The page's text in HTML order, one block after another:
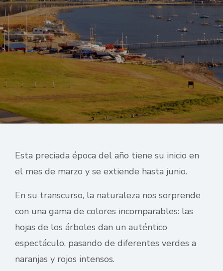
Esta preciada época del año tiene su inicio en
el mes de marzo y se extiende hasta junio.
En su transcurso, la naturaleza nos sorprende
con una gama de colores incomparables: las
hojas de los árboles dan un auténtico
espectáculo, pasando de diferentes verdes a
naranjas y rojos intensos.